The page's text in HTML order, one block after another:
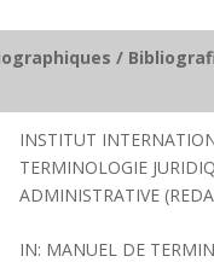
/
INSTITUT
TERMINOLOGIE
ADMINISTRATIVE
IN: MANUEL DE